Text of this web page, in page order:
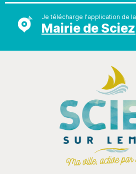
Je télécharge l'application de la
Mairie de Sciez